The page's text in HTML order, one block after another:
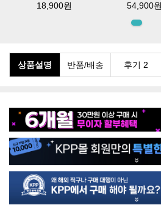
18,900원 54,900원
상품설명 반품/배송 후기 2